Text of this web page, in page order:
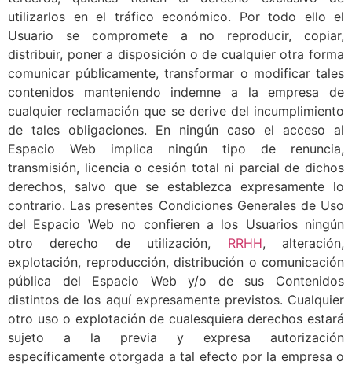
utilizarlos en el tráfico económico. Por todo ello el
Usuario se compromete a no reproducir, copiar,
distribuir, poner a disposición o de cualquier otra forma
comunicar públicamente, transformar o modificar tales
contenidos manteniendo indemne a la empresa de
cualquier reclamación que se derive del incumplimiento
de tales obligaciones. En ningún caso el acceso al
Espacio Web implica ningún tipo de renuncia,
transmisión, licencia o cesión total ni parcial de dichos
derechos, salvo que se establezca expresamente lo
contrario. Las presentes Condiciones Generales de Uso
del Espacio Web no confieren a los Usuarios ningún
otro derecho de utilización, RRHH, alteración,
explotación, reproducción, distribución o comunicación
pública del Espacio Web y/o de sus Contenidos
distintos de los aquí expresamente previstos. Cualquier
otro uso o explotación de cualesquiera derechos estará
sujeto a la previa y expresa autorización
específicamente otorgada a tal efecto por la empresa o